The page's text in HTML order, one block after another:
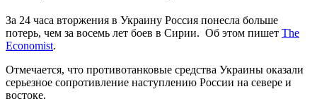
За 24 часа вторжения в Украину Россия понесла больше
потерь, чем за восемь лет боев в Сирии. Об этом пишет The
Economist.
Отмечается, что противотанковые средства Украины оказали
серьезное сопротивление наступлению России на севере и
востоке.